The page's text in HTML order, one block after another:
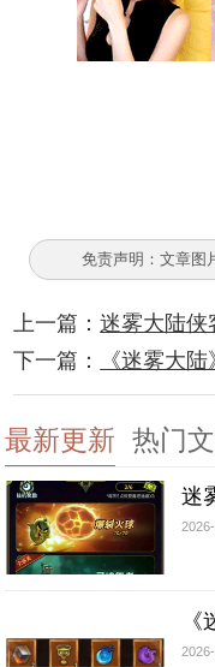
免责声明：文章图
上一篇：迷雾大陆侠
下一篇：
《迷雾大
最新更新 热门
迷